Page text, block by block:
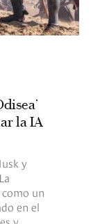
la IA
y
un
en el
y